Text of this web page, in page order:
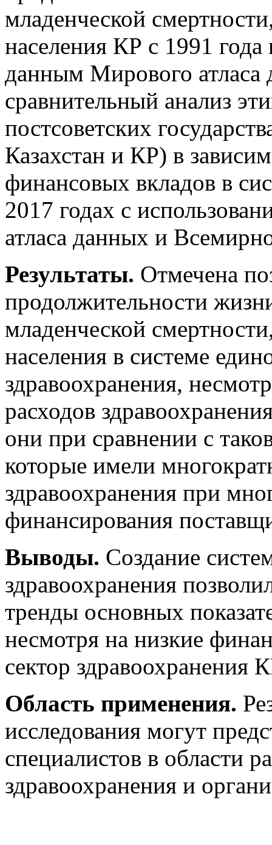
младенческой
населения КР с 1991
данным Мирового атласа
сравнительный анализ
постсоветских
Казахстан и КР) в
финансовых вкладов в
2017 годах с
атласа данных и
Результаты. Отмечена
продолжительности
младенческой
населения в системе
здравоохранения,
расходов
они при сравнении с
которые имели
здравоохранения при
финансирования
Выводы. Создание
здравоохранения
тренды основных
несмотря на низкие
сектор здравоохранения
Область применения.
исследования могут
специалистов в области
здравоохранения и